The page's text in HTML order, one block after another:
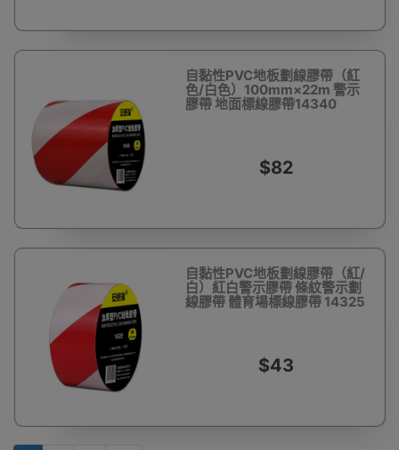
自黏性PVC地板劃線膠帶（紅
色/白色）100mm×22m 警示
膠帶 地面標線膠帶14340
$82
自黏性PVC地板劃線膠帶（紅/
白）紅白警示膠帶 條紋警示劃
線膠帶 體育場標線膠帶 14325
$43